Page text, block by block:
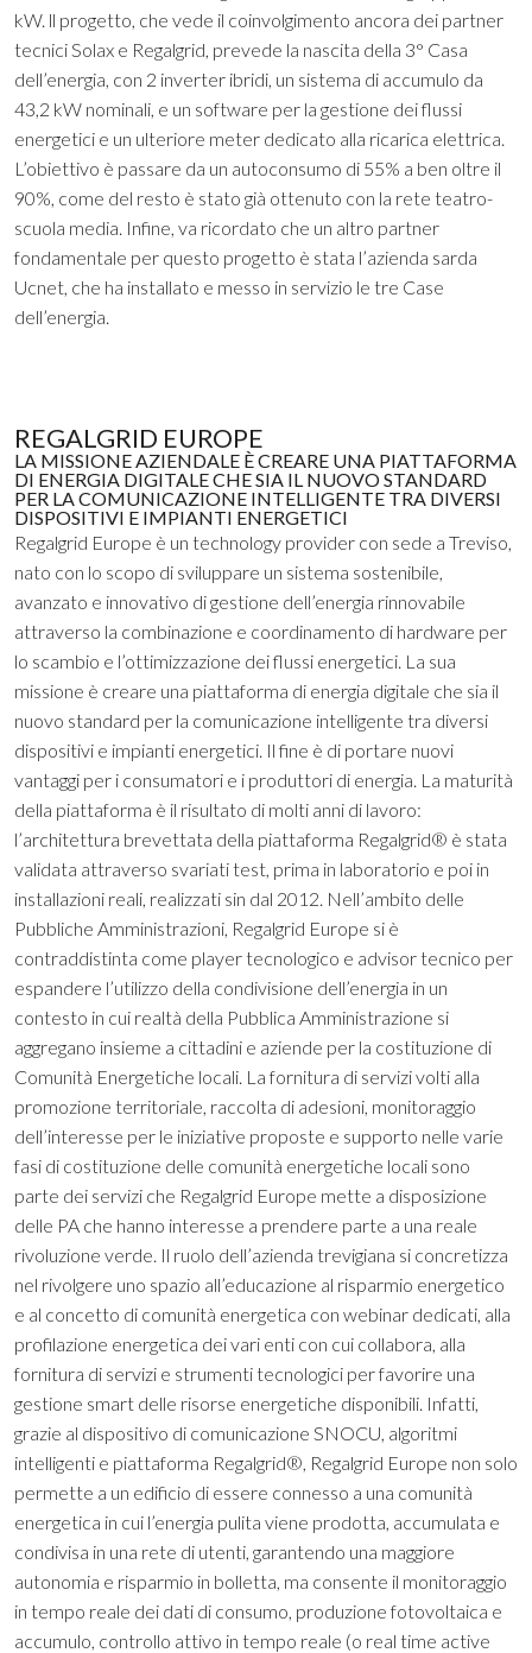
kW. ll progetto, che vede il coinvolgimento ancora dei partner
tecnici Solax e Regalgrid, prevede la nascita della 3° Casa
dell’energia, con 2 inverter ibridi, un sistema di accumulo da
43,2 kW nominali, e un software per la gestione dei flussi
energetici e un ulteriore meter dedicato alla ricarica elettrica.
L’obiettivo è passare da un autoconsumo di 55% a ben oltre il
90%, come del resto è stato già ottenuto con la rete teatro-
scuola media. Infine, va ricordato che un altro partner
fondamentale per questo progetto è stata l’azienda sarda
Ucnet, che ha installato e messo in servizio le tre Case
dell’energia.
REGALGRID EUROPE
LA MISSIONE AZIENDALE È CREARE UNA PIATTAFORMA
DI ENERGIA DIGITALE CHE SIA IL NUOVO STANDARD
PER LA COMUNICAZIONE INTELLIGENTE TRA DIVERSI
DISPOSITIVI E IMPIANTI ENERGETICI
Regalgrid Europe è un technology provider con sede a Treviso,
nato con lo scopo di sviluppare un sistema sostenibile,
avanzato e innovativo di gestione dell’energia rinnovabile
attraverso la combinazione e coordinamento di hardware per
lo scambio e l’ottimizzazione dei flussi energetici. La sua
missione è creare una piattaforma di energia digitale che sia il
nuovo standard per la comunicazione intelligente tra diversi
dispositivi e impianti energetici. Il fine è di portare nuovi
vantaggi per i consumatori e i produttori di energia. La maturità
della piattaforma è il risultato di molti anni di lavoro:
l’architettura brevettata della piattaforma Regalgrid® è stata
validata attraverso svariati test, prima in laboratorio e poi in
installazioni reali, realizzati sin dal 2012. Nell’ambito delle
Pubbliche Amministrazioni, Regalgrid Europe si è
contraddistinta come player tecnologico e advisor tecnico per
espandere l’utilizzo della condivisione dell’energia in un
contesto in cui realtà della Pubblica Amministrazione si
aggregano insieme a cittadini e aziende per la costituzione di
Comunità Energetiche locali. La fornitura di servizi volti alla
promozione territoriale, raccolta di adesioni, monitoraggio
dell’interesse per le iniziative proposte e supporto nelle varie
fasi di costituzione delle comunità energetiche locali sono
parte dei servizi che Regalgrid Europe mette a disposizione
delle PA che hanno interesse a prendere parte a una reale
rivoluzione verde. Il ruolo dell’azienda trevigiana si concretizza
nel rivolgere uno spazio all’educazione al risparmio energetico
e al concetto di comunità energetica con webinar dedicati, alla
profilazione energetica dei vari enti con cui collabora, alla
fornitura di servizi e strumenti tecnologici per favorire una
gestione smart delle risorse energetiche disponibili. Infatti,
grazie al dispositivo di comunicazione SNOCU, algoritmi
intelligenti e piattaforma Regalgrid®, Regalgrid Europe non solo
permette a un edificio di essere connesso a una comunità
energetica in cui l’energia pulita viene prodotta, accumulata e
condivisa in una rete di utenti, garantendo una maggiore
autonomia e risparmio in bolletta, ma consente il monitoraggio
in tempo reale dei dati di consumo, produzione fotovoltaica e
accumulo, controllo attivo in tempo reale (o real time active